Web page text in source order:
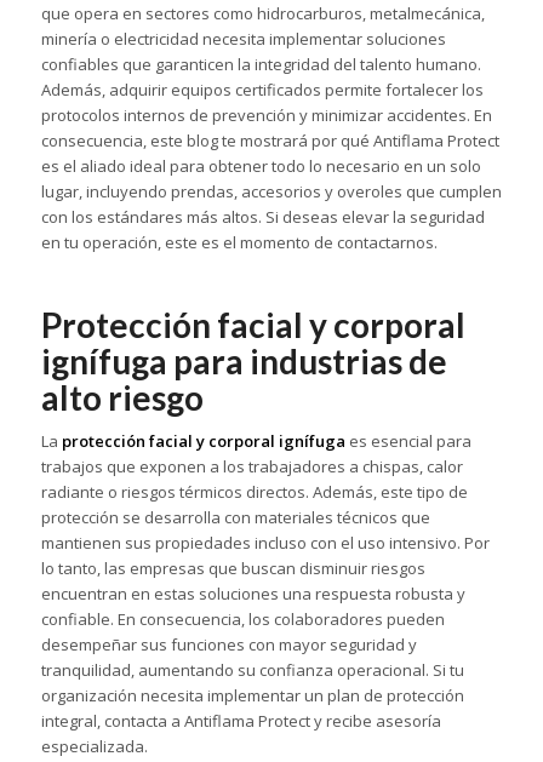
que opera en sectores como hidrocarburos, metalmecánica,
minería o electricidad necesita implementar soluciones
confiables que garanticen la integridad del talento humano.
Además, adquirir equipos certificados permite fortalecer los
protocolos internos de prevención y minimizar accidentes. En
consecuencia, este blog te mostrará por qué Antiflama Protect
es el aliado ideal para obtener todo lo necesario en un solo
lugar, incluyendo prendas, accesorios y overoles que cumplen
con los estándares más altos. Si deseas elevar la seguridad
en tu operación, este es el momento de contactarnos.
Protección facial y corporal
ignífuga para industrias de
alto riesgo
La protección facial y corporal ignífuga es esencial para
trabajos que exponen a los trabajadores a chispas, calor
radiante o riesgos térmicos directos. Además, este tipo de
protección se desarrolla con materiales técnicos que
mantienen sus propiedades incluso con el uso intensivo. Por
lo tanto, las empresas que buscan disminuir riesgos
encuentran en estas soluciones una respuesta robusta y
confiable. En consecuencia, los colaboradores pueden
desempeñar sus funciones con mayor seguridad y
tranquilidad, aumentando su confianza operacional. Si tu
organización necesita implementar un plan de protección
integral, contacta a Antiflama Protect y recibe asesoría
especializada.